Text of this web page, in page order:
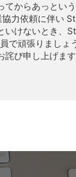
からあっとい
力依頼に伴い
けないとき、
で頑張りましょ
び申し上げま